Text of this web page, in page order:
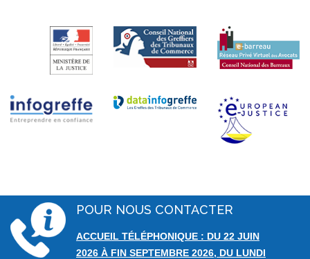
POUR NOUS CONTACTER
ACCUEIL TÉLÉPHONIQUE : DU 22 JUIN
2026 À FIN SEPTEMBRE 2026, DU LUNDI